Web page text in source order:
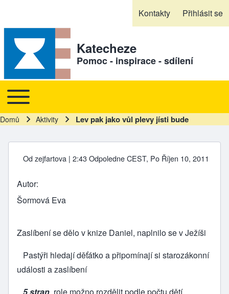
Kontakty Přihlásit se
Katecheze
Pomoc - inspirace - sdílení
Hlavní navigace
Toggle main menu
Drobečková navigace
Domů Aktivity Lev pak jako vůl plevy jísti bude
Od zejfartova | 2:43 Odpoledne CEST, Po Říjen 10, 2011
Autor
Šormová Eva
Zaslíbení se dělo v knize Daniel, naplnilo se v Ježíši
Pastýři hledají děťátko a připomínají si starozákonní
události a zaslíbení